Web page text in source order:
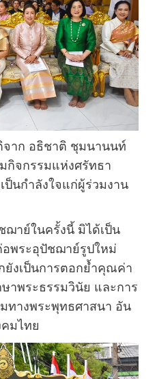
จาก อธิชาติ ชุมนานนท์
กิจกรรมแห่งศรัทธา
ป็นกำลังใจแก่ผู้ร่วมงาน
าย์ในครั้งนี้ มิได้เป็น
อพระอุปัชฌาย์รูปใหม่
ยังเป็นการตอกย้ำคุณค่า
าพระธรรมวินัย และการ
ทางพระพุทธศาสนา อัน
มไทย